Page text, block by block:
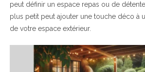
peut définir un espace repas ou de
plus petit peut ajouter une touche déco à
de votre espace extérieur.